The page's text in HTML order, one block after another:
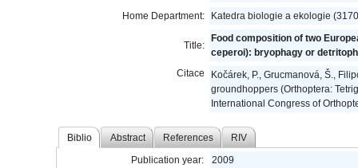
Home Department:
Katedra biologie a ekologie
Title:
Food composition of two
ceperoi): bryophagy or
Citace
Kočárek, P., Grucmanová, Š.,
groundhoppers (Orthoptera:
International Congress of
Biblio Abstract References RIV
Publication year: 2009